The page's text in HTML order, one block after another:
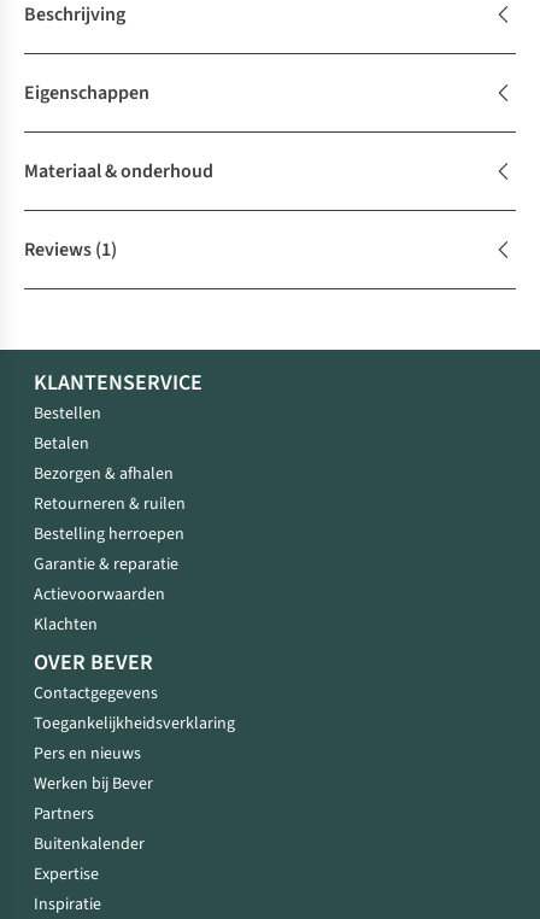
Beschrijving
Eigenschappen
Materiaal & onderhoud
Reviews(1)
KLANTENSERVICE
Bestellen
Betalen
Bezorgen & afhalen
Retourneren & ruilen
Bestelling herroepen
Garantie & reparatie
Actievoorwaarden
Klachten
OVER BEVER
Contactgegevens
Toegankelijkheidsverklaring
Pers en nieuws
Werken bij Bever
Partners
Buitenkalender
Expertise
Inspiratie